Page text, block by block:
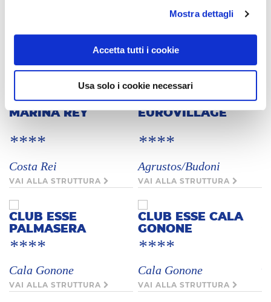
Mostra dettagli
Accetta tutti i cookie
Usa solo i cookie necessari
MARINA RESORT
****
Marina Orosei
MARINA REY
****
Costa Rei
VAI ALLA STRUTTURA
EUROVILLAGE
****
Agrustos/Budoni
VAI ALLA STRUTTURA
CLUB ESSE
PALMASERA
****
Cala Gonone
VAI ALLA STRUTTURA
CLUB ESSE CALA
GONONE
****
Cala Gonone
VAI ALLA STRUTTURA